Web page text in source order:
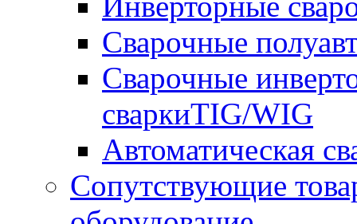
Сварочные
Сварочные
сваркиTIG/WIG
Автоматическая
Сопутствующие